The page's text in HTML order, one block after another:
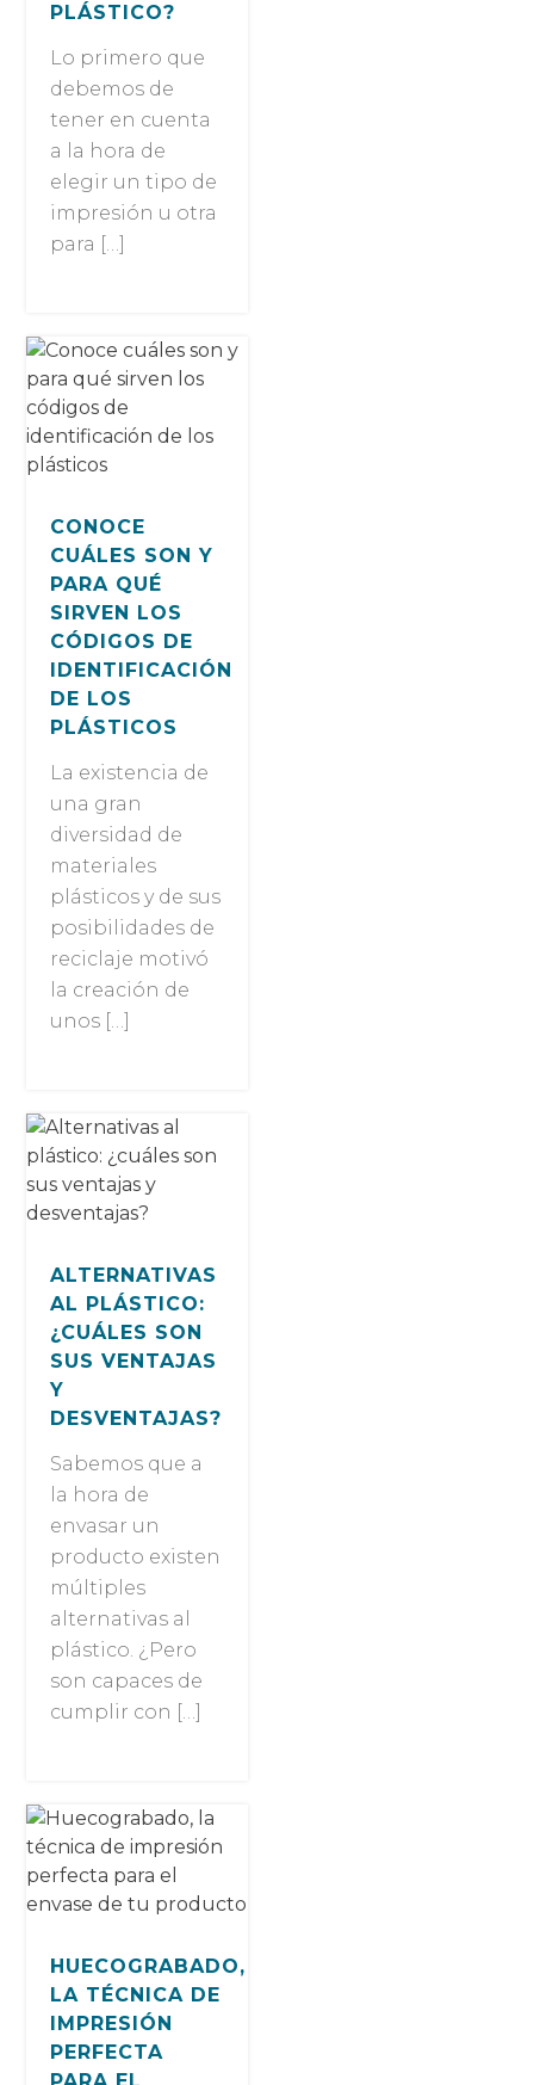
PLÁSTICO?
Lo primero que
debemos de
tener en cuenta
a la hora de
elegir un tipo de
impresión u otra
para […]
CONOCE
CUÁLES SON Y
PARA QUÉ
SIRVEN LOS
CÓDIGOS DE
IDENTIFICACIÓN
DE LOS
PLÁSTICOS
La existencia de
una gran
diversidad de
materiales
plásticos y de sus
posibilidades de
reciclaje motivó
la creación de
unos […]
ALTERNATIVAS
AL PLÁSTICO:
¿CUÁLES SON
SUS VENTAJAS
Y
DESVENTAJAS?
Sabemos que a
la hora de
envasar un
producto existen
múltiples
alternativas al
plástico. ¿Pero
son capaces de
cumplir con […]
HUECOGRABADO,
LA TÉCNICA DE
IMPRESIÓN
PERFECTA